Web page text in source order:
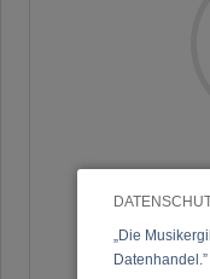
„Die
Datenhandel.”